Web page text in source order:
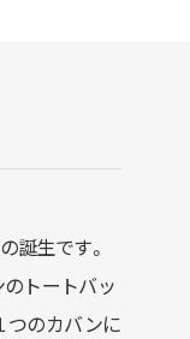
誕生です。
トートバッ
つのカバンに